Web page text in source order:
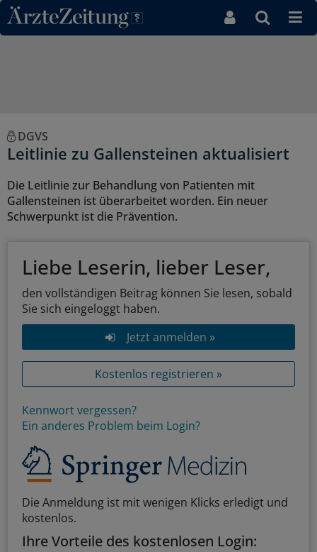
Direkt zum Inhaltsbereich
DGVS
Leitlinie zu Gallensteinen aktualisiert
Die Leitlinie zur Behandlung von Patienten mit
Gallensteinen ist überarbeitet worden. Ein neuer
Schwerpunkt ist die Prävention.
Liebe Leserin, lieber Leser,
den vollständigen Beitrag können Sie lesen, sobald
Sie sich eingeloggt haben.
Jetzt anmelden »
Kostenlos registrieren »
Kennwort vergessen?
Ein anderes Problem beim Login?
Die Anmeldung ist mit wenigen Klicks erledigt und
kostenlos.
Ihre Vorteile des kostenlosen Login: